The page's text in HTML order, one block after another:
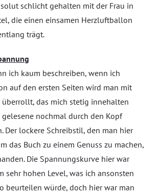
schlicht gehalten mit der Frau in
die einen einsamen Herzluftballon
trägt.
ich kaum beschreiben, wenn ich
auf den ersten Seiten wird man mit
überrollt, das mich stetig innehalten
gelesene nochmal durch den Kopf
Der lockere Schreibstil, den man hier
das Buch zu einem Genuss zu machen,
Die Spannungskurve hier war
sehr hohen Level, was ich ansonsten
beurteilen würde, doch hier war man